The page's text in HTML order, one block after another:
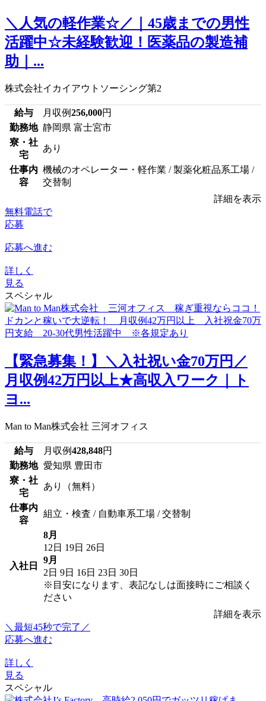
＼人気の軽作業☆／｜45歳までの男性
活躍中☆未経験歓迎！医薬品の製造補
助｜...
株式会社イカイアウトソーシング第2
給与 月収例256,000円
勤務地 静岡県 富士宮市
寮・社
宅
あり
仕事内
容
機械のオペレーター・軽作業 / 製薬化粧品系工場 /
交替制
詳細を表示
無料電話で
応募
応募へ進む
詳しく
見る
スペシャル
【緊急募集！】＼入社祝い金70万円／
月収例42万円以上★高収入ワーク｜ト
ヨ...
Man to Man株式会社 三河オフィス
給与 月収例428,848円
勤務地 愛知県 豊田市
寮・社
宅
あり（無料）
仕事内
容
組立・検査 / 自動車系工場 / 交替制
入社日
8月
12日 19日 26日
9月
2日 9日 16日 23日 30日
※目安になります、表記なしは面接時にご相談く
ださい
詳細を表示
＼最短45秒で完了／
応募へ進む
詳しく
見る
スペシャル